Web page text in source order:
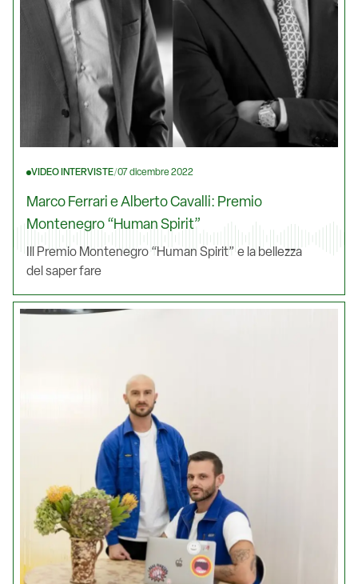
VIDEO INTERVISTE/07 dicembre 2022
Marco Ferrari e Alberto Cavalli: Premio
Montenegro “Human Spirit”
Ill Premio Montenegro “Human Spirit” e la bellezza
del saper fare